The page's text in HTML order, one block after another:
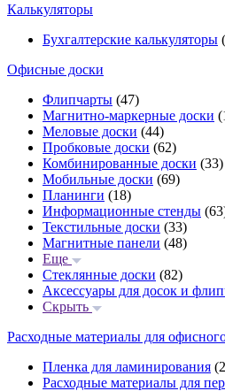
Калькуляторы
Бухгалтерские калькуляторы
Офисные доски
Флипчарты (47)
Магнитно-маркерные доски
Меловые доски (44)
Пробковые доски (62)
Комбинированные доски (33)
Мобильные доски (69)
Планинги (18)
Информационные стенды
Текстильные доски (33)
Магнитные панели (48)
Еще
Стеклянные доски (82)
Аксессуары для досок и
Скрыть
Расходные материалы для
Пленка для ламинирования
Расходные материалы для